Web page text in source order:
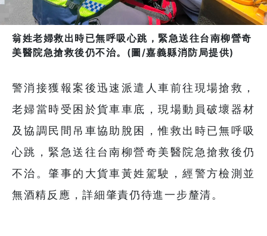
翁姓老婦救出時已無呼吸心跳，緊急送往台南柳營奇
美醫院急搶救後仍不治。(圖/嘉義縣消防局提供)
警消接獲報案後迅速派遣人車前往現場搶救，
老婦當時受困於貨車車底，現場動員破壞器材
及協調民間吊車協助脫困，惟救出時已無呼吸
心跳，緊急送往台南柳營奇美醫院急搶救後仍
不治。肇事的大貨車黃姓駕駛，經警方檢測並
無酒精反應，詳細肇責仍待進一步釐清。